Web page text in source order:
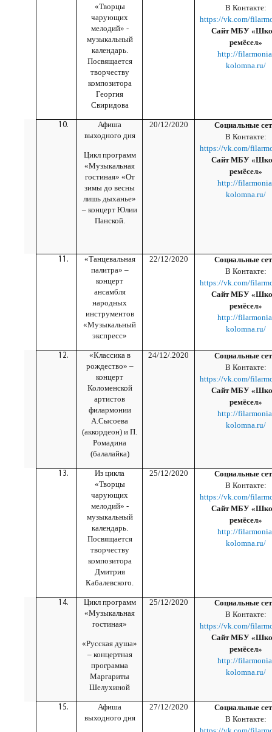
«Творцы
чарующих
мелодий» -
музыкальный
календарь.
Посвящается
творчеству
композитора
Георгия
Свиридова
В Контакте:
https://vk.com/
Сайт МБУ
ремёсел»
http://
kolomna.ru/
Афиша
выходного дня
Цикл программ
«Музыкальная
гостиная» «От
зимы до весны
лишь дыханье»
– концерт Юлии
Панской.
20/12/2020
Социальные
В Контакте:
https://vk.com/
Сайт МБУ
ремёсел»
http://
kolomna.ru/
«Танцевальная
палитра» –
концерт
ансамбля
народных
инструментов
«Музыкальный
экспресс»
22/12/2020
Социальные
В Контакте:
https://vk.com/
Сайт МБУ
ремёсел»
http://
kolomna.ru/
«Классика в
рождество» –
концерт
Коломенской
артистов
филармонии
А.Сысоева
(аккордеон) и П.
Ромадина
(балалайка)
24/12/.2020
Социальные
В Контакте:
https://vk.com/
Сайт МБУ
ремёсел»
http://
kolomna.ru/
Из цикла
«Творцы
чарующих
мелодий» -
музыкальный
календарь.
Посвящается
творчеству
композитора
Дмитрия
Кабалевского.
25/12/2020
Социальные
В Контакте:
https://vk.com/
Сайт МБУ
ремёсел»
http://
kolomna.ru/
Цикл программ
«Музыкальная
гостиная»
«Русская душа»
– концертная
программа
Маргариты
Шелухиной
25/12/2020
Социальные
В Контакте:
https://vk.com/
Сайт МБУ
ремёсел»
http://
kolomna.ru/
Афиша
выходного дня
27/12/2020
Социальные
В Контакте: